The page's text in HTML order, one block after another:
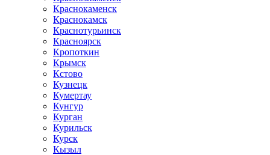
Краснокаменск
Краснокамск
Краснотурьинск
Красноярск
Кропоткин
Крымск
Кстово
Кузнецк
Кумертау
Кунгур
Курган
Курильск
Курск
Кызыл